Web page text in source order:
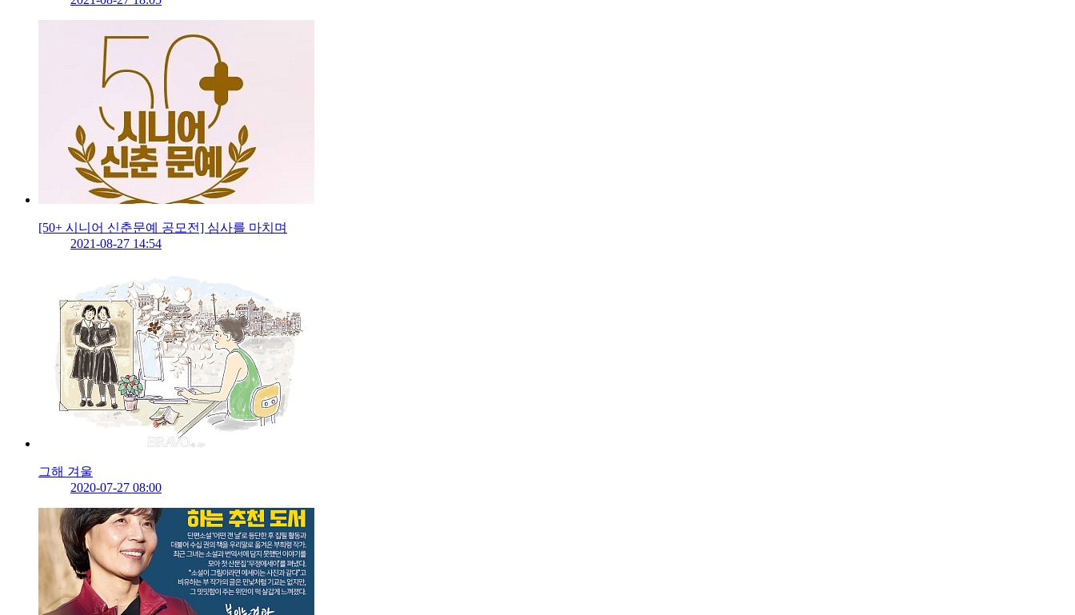
[50+ 시니어 신춘문예 공모전] 심사를 마치며
2021-08-27 14:54
그해 겨울
2020-07-27 08:00